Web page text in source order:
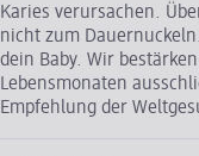
Karies verursachen.
nicht zum
dein Baby. Wir
Lebensmonaten
Empfehlung der